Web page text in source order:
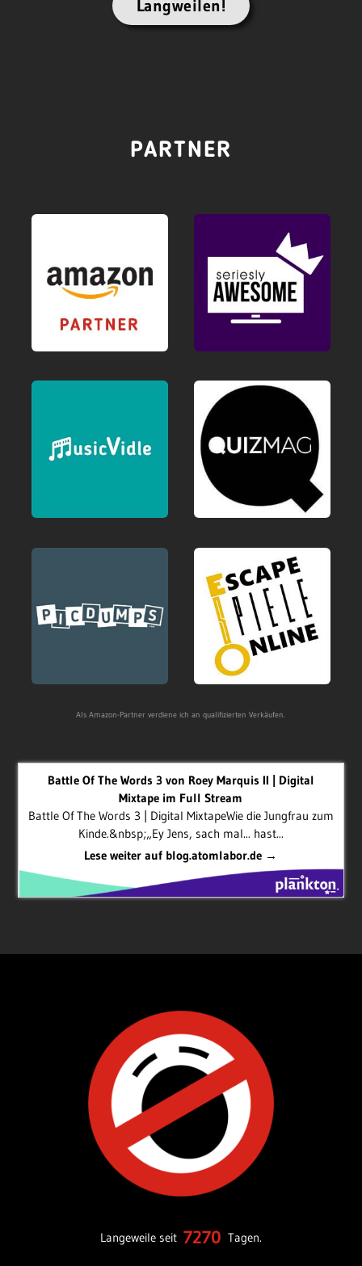
Langweilen!
PARTNER
Als Amazon-Partner verdiene ich an qualifizierten Verkäufen.
Battle Of The Words 3 von Roey Marquis II | Digital
Mixtape im Full Stream
Battle Of The Words 3 | Digital MixtapeWie die Jungfrau zum
Kinde.&nbsp;„Ey Jens, sach mal... hast...
Lese weiter auf blog.atomlabor.de →
Langeweile seit 7270 Tagen.